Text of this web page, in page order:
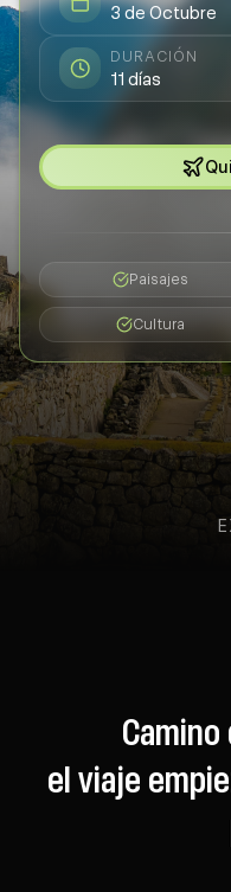
3 de Octubre
DURACIÓN
11 días
Paisajes
Cultura
el viaje